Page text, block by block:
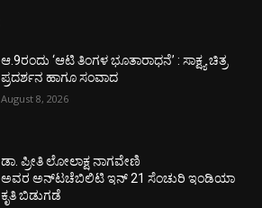
ಆ.9ರಂದು ‘ಆಟಿ ತಿಂಗಳ ಭೂತಾರಾಧನೆ’ : ಸಾಕ್ಷ್ಯ ಚಿತ್ರ
ಪ್ರದರ್ಶನ ಹಾಗೂ ಸಂವಾದ
August 8, 2026
ಡಾ. ಪ್ರೀತಿ ಲೋಲಾಕ್ಷ ನಾಗವೇಣಿ
ಅವರ ಅನ್‌ಟಚೆಬಿಲಿಟಿ ಇನ್ 21 ಸೆಂಚುರಿ ಇಂಡಿಯಾ
ಕೃತಿ ಬಿಡುಗಡೆ